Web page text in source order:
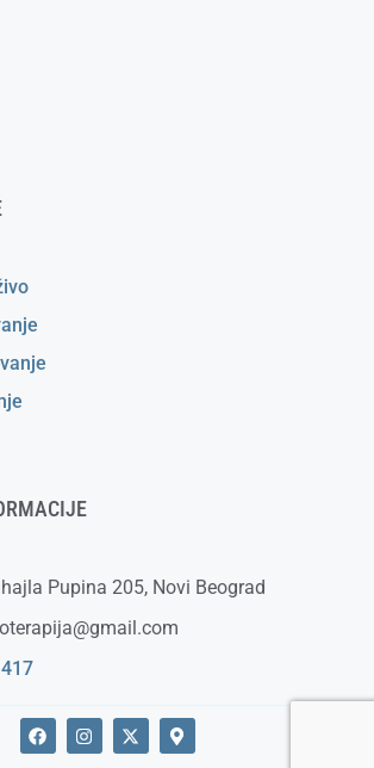
Pupina 205, Novi Beograd
F
a
c
I
n
s
X
-
t
M
a
p